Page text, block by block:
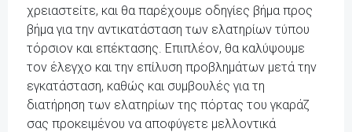
χρειαστείτε, και θα παρέχουμε οδηγίες βήμα προς
βήμα για την αντικατάσταση των ελατηρίων τύπου
τόρσιον και επέκτασης. Επιπλέον, θα καλύψουμε
τον έλεγχο και την επίλυση προβλημάτων μετά την
εγκατάσταση, καθώς και συμβουλές για τη
διατήρηση των ελατηρίων της πόρτας του γκαράζ
σας προκειμένου να αποφύγετε μελλοντικά